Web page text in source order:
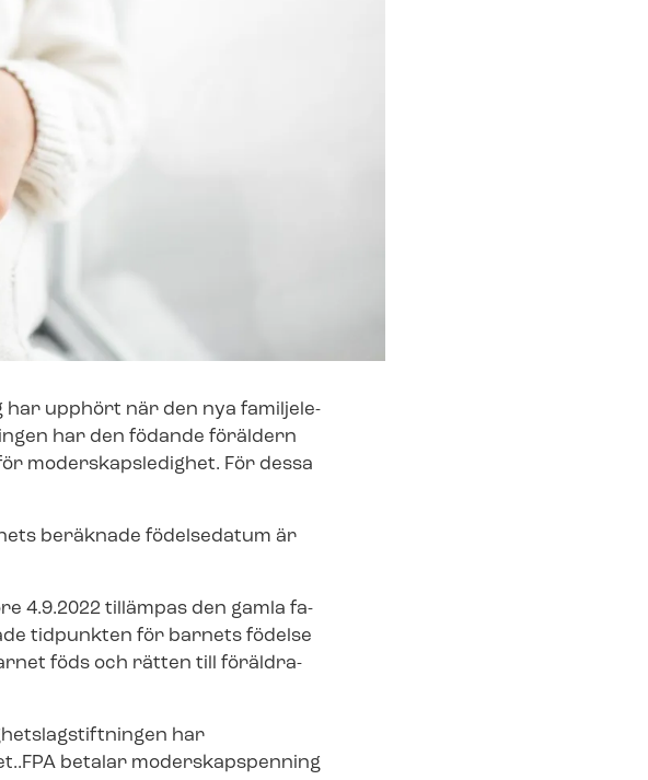
har upphört när den nya fa­mil­je­le­
har den födande föräldern
mo­der­skaps­le­dig­het. För dessa
beräknade födelsedatum är
4.9.2022 tillämpas den gamla fa­
tidpunkten för barnets födelse
föds och rätten till för­äld­ra­
har
betalar moderskapspenning